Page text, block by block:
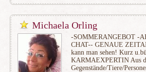
Michaela Orling
-SOMMERANGEBOT -
CHAT-- GENAUE
kann man sehen! Kurz
KARMAEXPERTIN Aus
Gegenstände/Tiere/